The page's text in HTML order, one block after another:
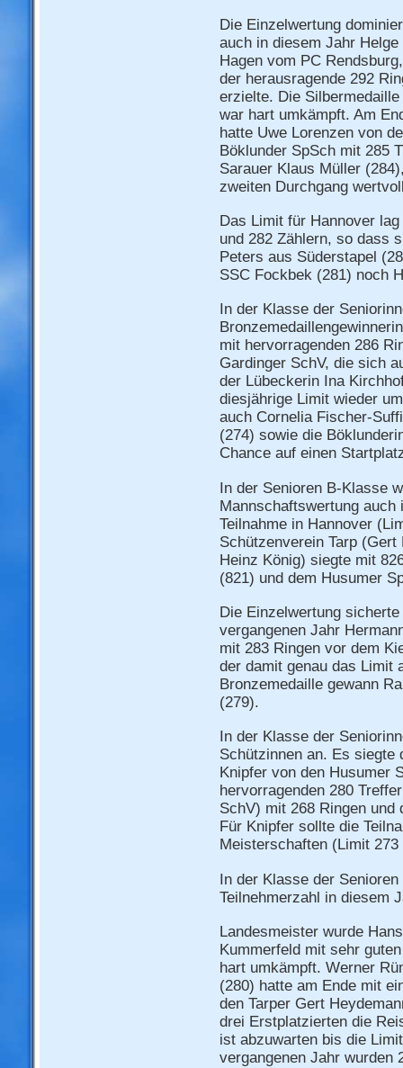
Die Einzelwertung
auch in diesem Jahr Helge
Hagen vom PC Rendsburg,
der herausragende 292
erzielte. Die Silbermedaille
war hart umkämpft. Am
hatte Uwe Lorenzen von
Böklunder SpSch mit 285
Sarauer Klaus Müller
zweiten Durchgang
Das Limit für Hannover
und 282 Zählern, so dass
Peters aus Süderstapel
SSC Fockbek (281) noch
In der Klasse der
mit hervorragenden 286
Gardinger SchV, die sich
der Lübeckerin Ina
diesjährige Limit wieder
auch Cornelia Fischer-
(274) sowie die
Chance auf einen
In der Senioren B-Klasse
Mannschaftswertung
Teilnahme in Hannover
Schützenverein Tarp
Heinz König) siegte mit
(821) und dem Husumer
Die Einzelwertung
vergangenen Jahr
mit 283 Ringen vor dem
der damit genau das Limit
Bronzemedaille gewann
(279).
In der Klasse der
Schützinnen an. Es siegte
Knipfer von den Husumer
hervorragenden 280
SchV) mit 268 Ringen
Für Knipfer sollte die
Meisterschaften (Limit
In der Klasse der
Teilnehmerzahl in diesem
Landesmeister wurde
Kummerfeld mit sehr
hart umkämpft. Werner
(280) hatte am Ende mit
den Tarper Gert
drei Erstplatzierten die
ist abzuwarten bis die
vergangenen Jahr wurden